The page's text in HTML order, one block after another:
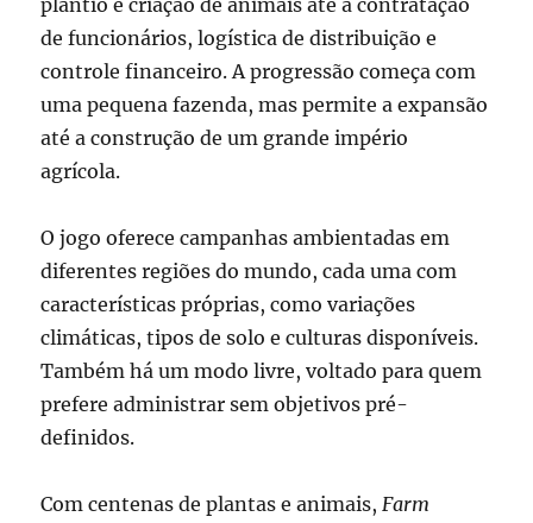
de funcionários, logística de distribuição e
controle financeiro. A progressão começa com
uma pequena fazenda, mas permite a expansão
até a construção de um grande império
agrícola.
O jogo oferece campanhas ambientadas em
diferentes regiões do mundo, cada uma com
características próprias, como variações
climáticas, tipos de solo e culturas disponíveis.
Também há um modo livre, voltado para quem
prefere administrar sem objetivos pré-
definidos.
Com centenas de plantas e animais, Farm